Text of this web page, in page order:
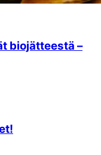
bio­jätteestä –